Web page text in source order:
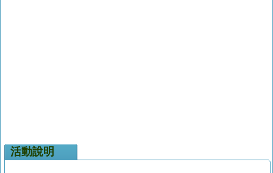
活動說明